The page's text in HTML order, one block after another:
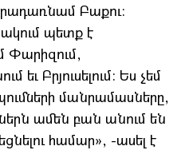
Բաքու:
պետք է
Փարիզում,
եւ Բրյուսելում: Ես չեմ
մանրամասները,
ամեն բան անում են
համար», -ասել է